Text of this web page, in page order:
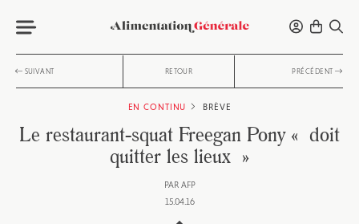
SUIVANT RETOUR PRÉCÉDENT
EN CONTINU BRÈVE
Le restaurant-squat Freegan Pony « doit
quitter les lieux »
PAR AFP
15.04.16